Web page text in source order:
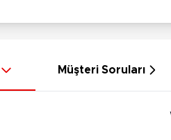
Müşteri Soruları